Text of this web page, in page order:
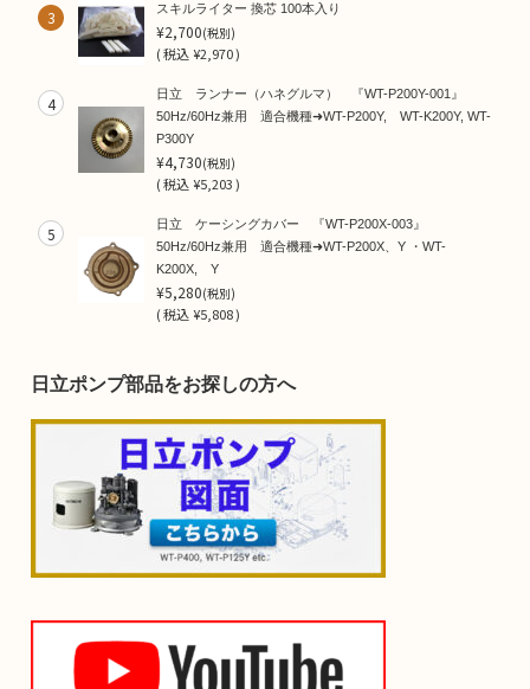
3 スキルライター 換芯 100本入り
¥2,700(税別)
(税込¥2,970 )
4
日立 ランナー（ハネグルマ） 『WT-P200Y-001』
50Hz/60Hz兼用 適合機種➜WT-P200Y, WT-K200Y, WT-
P300Y
¥4,730(税別)
(税込¥5,203 )
5
日立 ケーシングカバー 『WT-P200X-003』
50Hz/60Hz兼用 適合機種➜WT-P200X、Y ・WT-
K200X, Y
¥5,280(税別)
(税込¥5,808 )
日立ポンプ部品をお探しの方へ